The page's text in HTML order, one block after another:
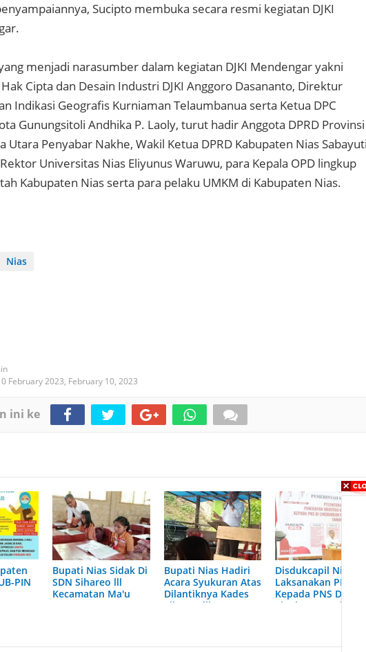
Sucipto membuka secara resmi kegiatan DJKI
menjadi narasumber dalam kegiatan DJKI Mendengar yakni
Cipta dan Desain Industri DJKI Anggoro Dasananto, Direktur
Indikasi Geografis Kurniaman Telaumbanua serta Ketua DPC
Gunungsitoli Andhika P. Laoly, turut hadir Anggota DPRD Provinsi
Utara Penyabar Nakhe, Wakil Ketua DPRD Kabupaten Nias
Universitas Nias Eliyunus Waruwu, para Kepala OPD lingkup
Kabupaten Nias serta para pelaku UMKM di Kabupaten Nias.
Nias
February 2023, February 10, 2023
ini ke
PIN
Bupati Nias Sidak Di
SDN Sihareo lll
Kecamatan Ma'u
Bupati Nias Hadiri
Acara Syukuran Atas
Dilantiknya Kades
Sihareo lll
Disdukcapil Nias
Laksanakan
Kepada PNS Di
Lingkup Pemda